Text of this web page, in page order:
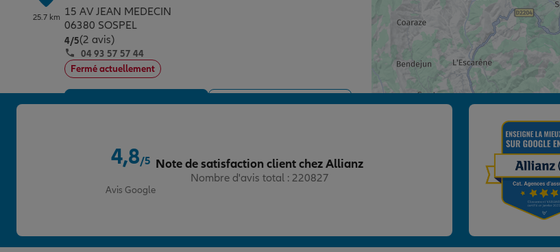
25.7 km 15 AV JEAN MEDECIN
06380 SOSPEL
4/5Note de 4 sur 5
(2 avis)
04 93 57 57 44
Fermé actuellement
Prendre un RDV Voir l'agence
4,8/5
Avis Google
Note de satisfaction client chez Allianz
Nombre d'avis total : 220827